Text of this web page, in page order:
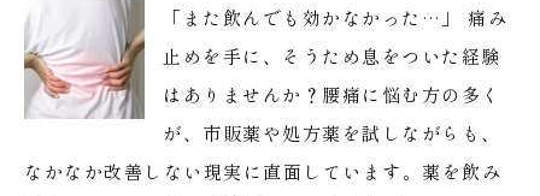
「また飲んでも効かなかった…」 痛み
止めを手に、そうため息をついた経験
はありませんか？腰痛に悩む方の多く
が、市販薬や処方薬を試しながらも、
なかなか改善しない現実に直面しています。薬を飲み